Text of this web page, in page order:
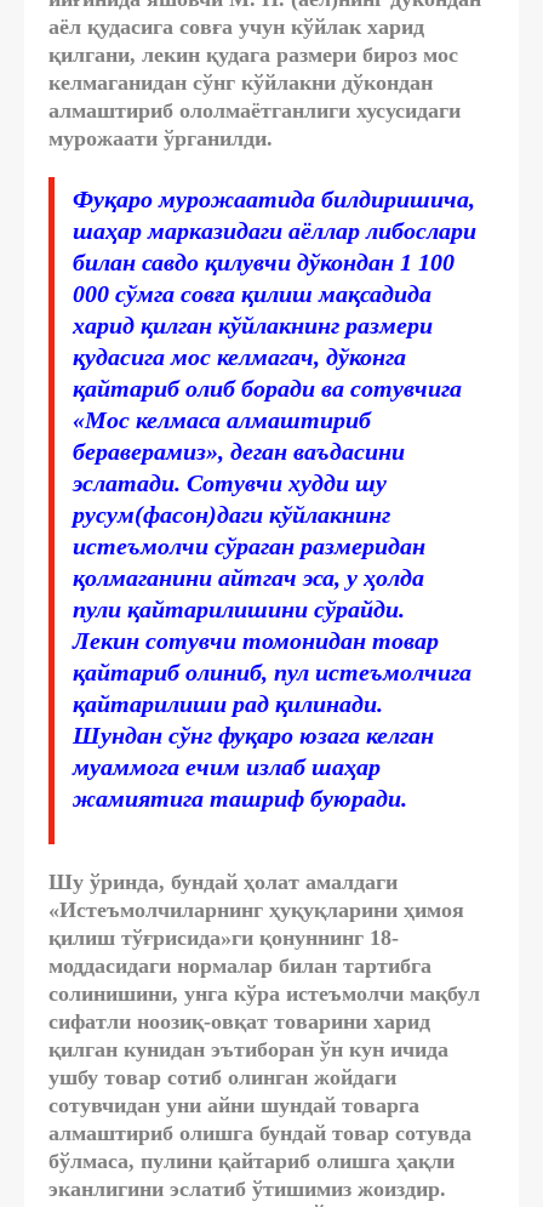
аёл қудасига совға учун кўйлак харид
қилгани, лекин қудага размери бироз мос
келмаганидан сўнг кўйлакни дўкондан
алмаштириб ололмаётганлиги хусусидаги
мурожаати ўрганилди.
Фуқаро мурожаатида билдиришича,
шаҳар марказидаги аёллар либослари
билан савдо қилувчи дўкондан 1 100
000 сўмга совға қилиш мақсадида
харид қилган кўйлакнинг размери
қудасига мос келмагач, дўконга
қайтариб олиб боради ва сотувчига
«Мос келмаса алмаштириб
бераверамиз», деган ваъдасини
эслатади. Сотувчи худди шу
русум(фасон)даги кўйлакнинг
истеъмолчи сўраган размеридан
қолмаганини айтгач эса, у ҳолда
пули қайтарилишини сўрайди.
Лекин сотувчи томонидан товар
қайтариб олиниб, пул истеъмолчига
қайтарилиши рад қилинади.
Шундан сўнг фуқаро юзага келган
муаммога ечим излаб шаҳар
жамиятига ташриф буюради.
Шу ўринда, бундай ҳолат амалдаги
«Истеъмолчиларнинг ҳуқуқларини ҳимоя
қилиш тўғрисида»ги қонуннинг 18-
моддасидаги нормалар билан тартибга
солинишини, унга кўра истеъмолчи мақбул
сифатли ноозиқ-овқат товарини харид
қилган кунидан эътиборан ўн кун ичида
ушбу товар сотиб олинган жойдаги
сотувчидан уни айни шундай товарга
алмаштириб олишга бундай товар сотувда
бўлмаса, пулини қайтариб олишга ҳақли
эканлигини эслатиб ўтишимиз жоиздир.